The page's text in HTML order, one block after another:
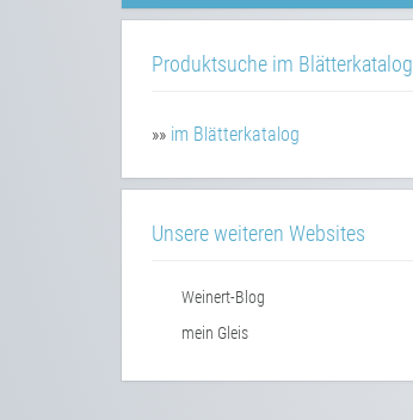
Produktsuche im Blätterkatalog
»» im Blätterkatalog
Unsere weiteren Websites
Weinert-Blog
mein Gleis